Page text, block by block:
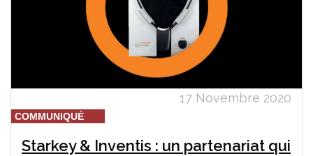
17 Novembre 2020
COMMUNIQUÉ
Starkey & Inventis : un partenariat qui